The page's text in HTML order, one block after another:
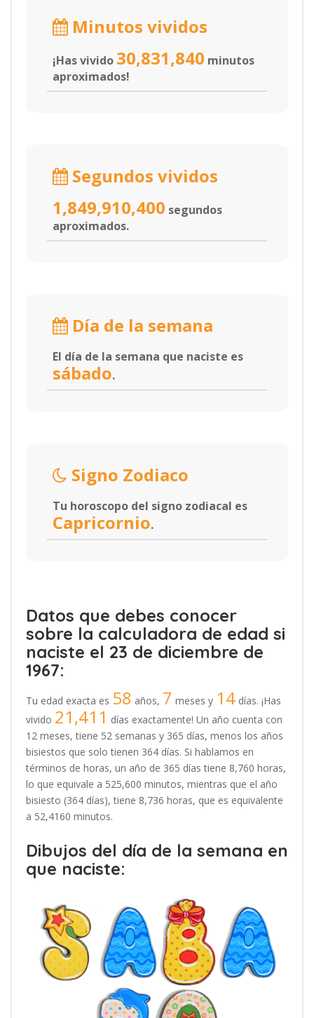
Minutos vividos
¡Has vivido 30,831,840 minutos
aproximados!
Segundos vividos
1,849,910,400 segundos
aproximados.
Día de la semana
El día de la semana que naciste es
sábado.
Signo Zodiaco
Tu horoscopo del signo zodiacal es
Capricornio.
Datos que debes conocer
sobre la calculadora de edad si
naciste el 23 de diciembre de
1967:
Tu edad exacta es 58 años, 7 meses y 14 días. ¡Has
vivido 21,411 días exactamente! Un año cuenta con
12 meses, tiene 52 semanas y 365 días, menos los años
bisiestos que solo tienen 364 días. Si hablamos en
términos de horas, un año de 365 días tiene 8,760 horas,
lo que equivale a 525,600 minutos, mientras que el año
bisiesto (364 días), tiene 8,736 horas, que es equivalente
a 52,4160 minutos.
Dibujos del día de la semana en
que naciste: